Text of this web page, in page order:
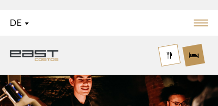
DE Menü
Logo East Cosmos